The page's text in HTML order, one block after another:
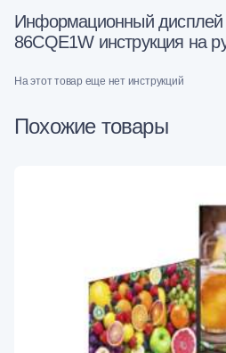
Информационный дисплей
86CQE1W инструкция на
На этот товар еще нет инструкций
Похожие товары